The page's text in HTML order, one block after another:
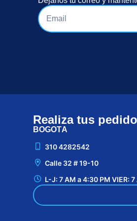
Realiza tus
BOGOTÁ
310 4282542
Calle 32 # 19-10
L-J: 7 AM a 4:30 PM VIER: 7